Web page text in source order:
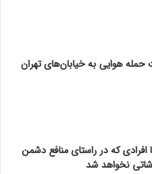
افرادی که در راستای منافع دشمن
نخواهد شد